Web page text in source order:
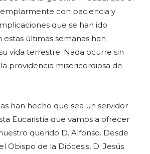
con paciencia y
que se han ido
últimas semanas han
vida terrestre. Nada ocurre sin
providencia misericordiosa de
han hecho que sea un servidor
Eucaristía que vamos a ofrecer
querido D. Alfonso. Desde
Obispo de la Diócesis, D. Jesús